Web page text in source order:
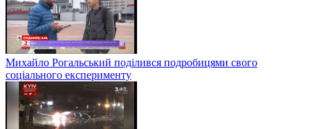
Михайло Рогальський поділився подробицями свого
соціального експерименту